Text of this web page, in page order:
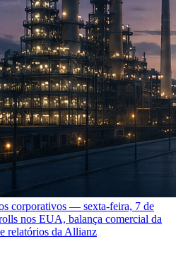
corporativos — sexta-feira, 7 de
nos EUA, balança comercial da
relatórios da Allianz